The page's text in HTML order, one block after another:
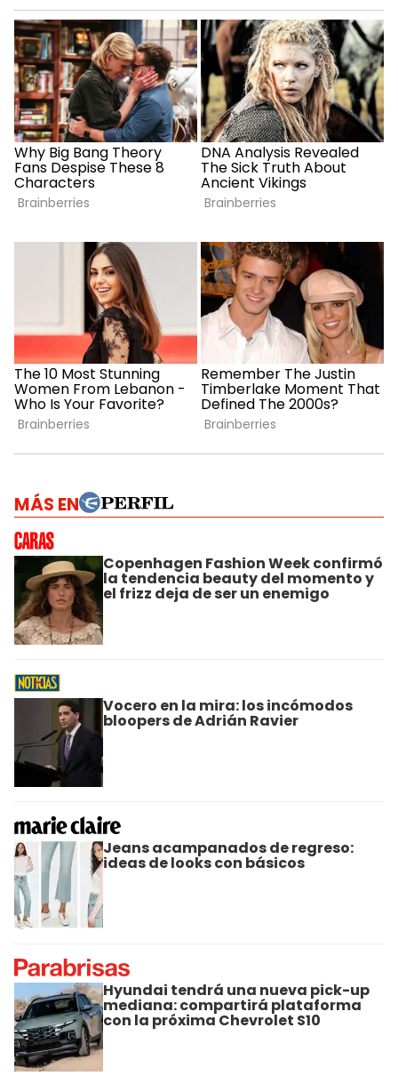
MÁS EN
Copenhagen Fashion Week confirmó
la tendencia beauty del momento y
el frizz deja de ser un enemigo
Vocero en la mira: los incómodos
bloopers de Adrián Ravier
Jeans acampanados de regreso:
ideas de looks con básicos
Hyundai tendrá una nueva pick-up
mediana: compartirá plataforma
con la próxima Chevrolet S10